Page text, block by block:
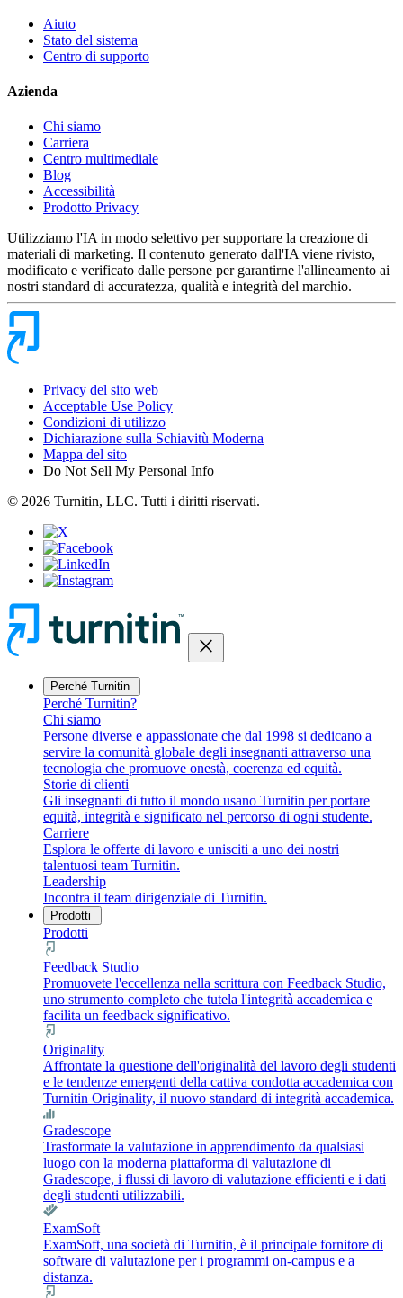
Aiuto
Stato del sistema
Centro di supporto
Azienda
Chi siamo
Carriera
Centro multimediale
Blog
Accessibilità
Prodotto Privacy
Utilizziamo l'IA in modo selettivo per supportare la creazione di
materiali di marketing. Il contenuto generato dall'IA viene rivisto,
modificato e verificato dalle persone per garantirne l'allineamento ai
nostri standard di accuratezza, qualità e integrità del marchio.
Privacy del sito web
Acceptable Use Policy
Condizioni di utilizzo
Dichiarazione sulla Schiavitù Moderna
Mappa del sito
Do Not Sell My Personal Info
© 2026 Turnitin, LLC. Tutti i diritti riservati.
close
Perché Turnitin
Perché Turnitin?
Chi siamo
Persone diverse e appassionate che dal 1998 si dedicano a
servire la comunità globale degli insegnanti attraverso una
tecnologia che promuove onestà, coerenza ed equità.
Storie di clienti
Gli insegnanti di tutto il mondo usano Turnitin per portare
equità, integrità e significato nel percorso di ogni studente.
Carriere
Esplora le offerte di lavoro e unisciti a uno dei nostri
talentuosi team Turnitin.
Leadership
Incontra il team dirigenziale di Turnitin.
Prodotti
Prodotti
Feedback Studio
Promuovete l'eccellenza nella scrittura con Feedback Studio,
uno strumento completo che tutela l'integrità accademica e
facilita un feedback significativo.
Originality
Affrontate la questione dell'originalità del lavoro degli studenti
e le tendenze emergenti della cattiva condotta accademica con
Turnitin Originality, il nuovo standard di integrità accademica.
Gradescope
Trasformate la valutazione in apprendimento da qualsiasi
luogo con la moderna piattaforma di valutazione di
Gradescope, i flussi di lavoro di valutazione efficienti e i dati
degli studenti utilizzabili.
ExamSoft
ExamSoft, una società di Turnitin, è il principale fornitore di
software di valutazione per i programmi on-campus e a
distanza.